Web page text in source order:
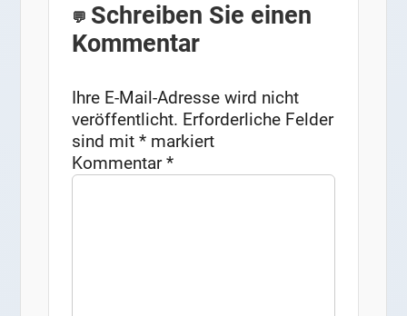
Schreiben Sie einen
Kommentar
Ihre E-Mail-Adresse wird nicht
veröffentlicht. Erforderliche Felder
sind mit* markiert
Kommentar*